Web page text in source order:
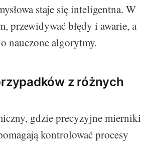
staje się inteligentna. W
przewidywać błędy i awarie, a
nauczone algorytmy.
z różnych
gdzie precyzyjne mierniki
kontrolować procesy